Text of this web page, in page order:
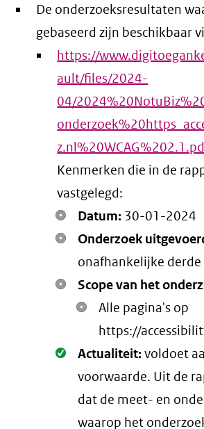
De onderzoeksresultaten
gebaseerd zijn beschikbaar
https://
ault/files/2024-
04/
Kenmerken die in de
vastgelegd:
Datum: 30-01-2024
Onderzoek
onafhankelijke
Scope van het
Alle pagina's op
https://
Oké.
Actualiteit:voldoet
voorwaarde. Uit de
dat de meet- en
waarop het